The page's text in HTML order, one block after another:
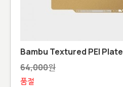
Bambu Textured PEI Plate
64,000원
품절